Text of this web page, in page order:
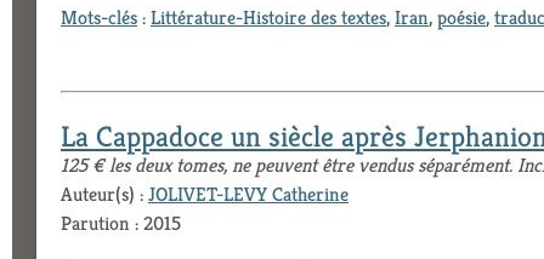
Mots-clés:Littérature-Histoire des textes,Iran,poésie,
La Cappadoce un siècle après
125 € les deux tomes, ne peuvent être vendus séparément.
Auteur(s) :JOLIVET-LEVY Catherine
Parution : 2015